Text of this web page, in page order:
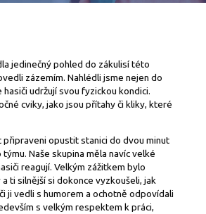
jedinečný pohled do zákulisí této
zázemím. Nahlédli jsme nejen do
udržují svou fyzickou kondici.
cviky, jako jsou přítahy či kliky, které
opustit stanici do dvou minut
Naše skupina měla navíc velké
reagují. Velkým zážitkem bylo
ti silnější si dokonce vyzkoušeli, jak
ji vedli s humorem a ochotně odpovídali
s velkým respektem k práci,